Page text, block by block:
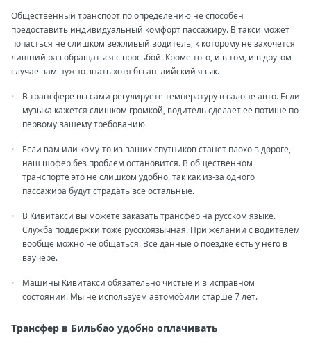
Общественный транспорт по определению не способен
предоставить индивидуальный комфорт пассажиру. В такси может
попасться не слишком вежливый водитель, к которому не захочется
лишний раз обращаться с просьбой. Кроме того, и в том, и в другом
случае вам нужно знать хотя бы английский язык.
В трансфере вы сами регулируете температуру в салоне авто. Если
музыка кажется слишком громкой, водитель сделает ее потише по
первому вашему требованию.
Если вам или кому-то из ваших спутников станет плохо в дороге,
наш шофер без проблем остановится. В общественном
транспорте это не слишком удобно, так как из-за одного
пассажира будут страдать все остальные.
В Кивитакси вы можете заказать трансфер на русском языке.
Служба поддержки тоже русскоязычная. При желании с водителем
вообще можно не общаться. Все данные о поездке есть у него в
ваучере.
Машины Кивитакси обязательно чистые и в исправном
состоянии. Мы не используем автомобили старше 7 лет.
Трансфер в Бильбао удобно оплачивать